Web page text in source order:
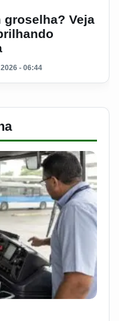
Veja
- 06:44